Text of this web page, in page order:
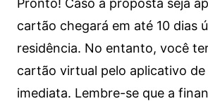
Pronto! Caso a proposta seja
cartão chegará em até 10 dias
residência. No entanto, você
cartão virtual pelo aplicativo
imediata. Lembre-se que a